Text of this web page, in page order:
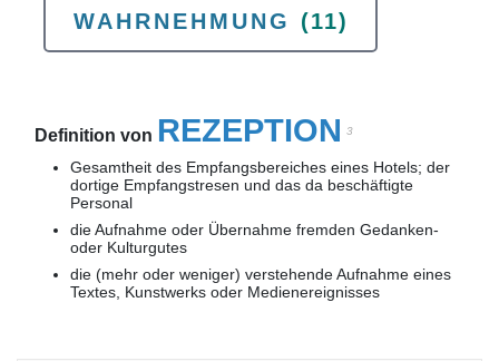
WAHRNEHMUNG (11)
Definition von REZEPTION 3
Gesamtheit des Empfangsbereiches eines Hotels; der
dortige Empfangstresen und das da beschäftigte
Personal
die Aufnahme oder Übernahme fremden Gedanken-
oder Kulturgutes
die (mehr oder weniger) verstehende Aufnahme eines
Textes, Kunstwerks oder Medienereignisses